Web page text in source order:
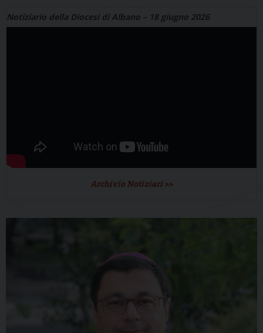
Notiziario della Diocesi di Albano – 18 giugno 2026
Archivio Notiziari >>